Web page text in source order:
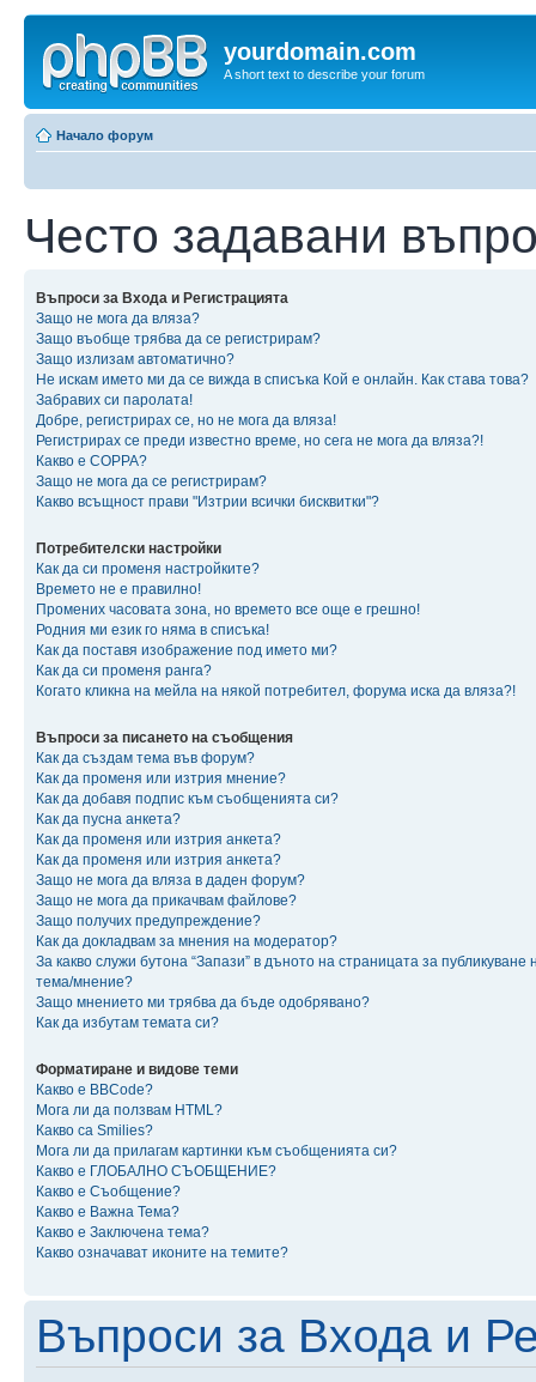
yourdomain.com
A short text to describe your forum
Начало форум
Често задавани
Въпроси за Входа и Регистрацията
Защо не мога да вляза?
Защо въобще трябва да се регистрирам?
Защо излизам автоматично?
Не искам името ми да се вижда в списъка Кой е онлайн. Как става това?
Забравих си паролата!
Добре, регистрирах се, но не мога да вляза!
Регистрирах се преди известно време, но сега не мога да вляза?!
Какво е COPPA?
Защо не мога да се регистрирам?
Какво всъщност прави "Изтрии всички бисквитки"?
Потребителски настройки
Как да си променя настройките?
Времето не е правилно!
Промених часовата зона, но времето все още е грешно!
Родния ми език го няма в списъка!
Как да поставя изображение под името ми?
Как да си променя ранга?
Когато кликна на мейла на някой потребител, форума иска да вляза?!
Въпроси за писането на съобщения
Как да създам тема във форум?
Как да променя или изтрия мнение?
Как да добавя подпис към съобщенията си?
Как да пусна анкета?
Как да променя или изтрия анкета?
Как да променя или изтрия анкета?
Защо не мога да вляза в даден форум?
Защо не мога да прикачвам файлове?
Защо получих предупреждение?
Как да докладвам за мнения на модератор?
За какво служи бутона “Запази” в дъното на страницата за публикуване
тема/мнение?
Защо мнението ми трябва да бъде одобрявано?
Как да избутам темата си?
Форматиране и видове теми
Какво е BBCode?
Мога ли да ползвам HTML?
Какво са Smilies?
Мога ли да прилагам картинки към съобщенията си?
Какво е ГЛОБАЛНО СЪОБЩЕНИЕ?
Какво е Съобщение?
Какво е Важна Тема?
Какво е Заключена тема?
Какво означават иконите на темите?
Въпроси за Входа и